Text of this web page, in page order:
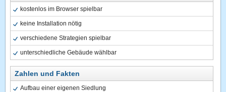
kostenlos im Browser spielbar
keine Installation nötig
verschiedene Strategien spielbar
unterschiedliche Gebäude wählbar
Zahlen und Fakten
Aufbau einer eigenen Siedlung